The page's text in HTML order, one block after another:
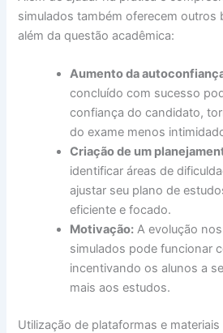
simulados também oferecem outros
além da questão acadêmica:
Aumento da
concluído com sucesso
confiança do candidato,
do exame menos
Criação de um
identificar áreas de
ajustar seu plano de
eficiente e focado.
Motivação: A evolução
simulados pode funcionar
incentivando os alunos a
mais aos estudos.
Utilização de plataformas e